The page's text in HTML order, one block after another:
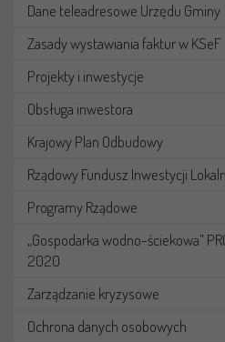
Dane teleadresowe Urzędu Gminy
Zasady wystawiania faktur w KSeF
Projekty i inwestycje
Obsługa inwestora
Krajowy Plan Odbudowy
Rządowy Fundusz Inwestycji
Programy Rządowe
„Gospodarka wodno-ściekowa”
2020
Zarządzanie kryzysowe
Ochrona danych osobowych